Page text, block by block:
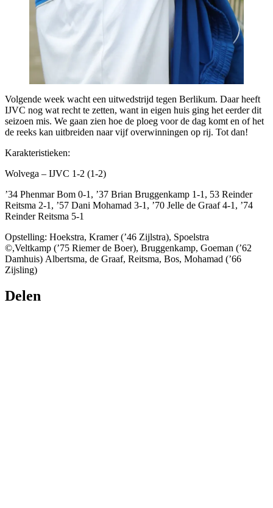
Volgende week wacht een uitwedstrijd tegen Berlikum. Daar heeft
IJVC nog wat recht te zetten, want in eigen huis ging het eerder dit
seizoen mis. We gaan zien hoe de ploeg voor de dag komt en of het
de reeks kan uitbreiden naar vijf overwinningen op rij. Tot dan!
Karakteristieken:
Wolvega – IJVC 1-2 (1-2)
’34 Phenmar Bom 0-1, ’37 Brian Bruggenkamp 1-1, 53 Reinder
Reitsma 2-1, ’57 Dani Mohamad 3-1, ’70 Jelle de Graaf 4-1, ’74
Reinder Reitsma 5-1
Opstelling: Hoekstra, Kramer (’46 Zijlstra), Spoelstra
©,Veltkamp (’75 Riemer de Boer), Bruggenkamp, Goeman (’62
Damhuis) Albertsma, de Graaf, Reitsma, Bos, Mohamad (’66
Zijsling)
Delen